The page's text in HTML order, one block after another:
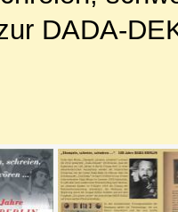
DADA-